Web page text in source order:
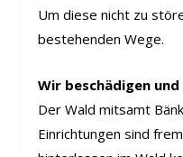
Um diese nicht zu
bestehenden Wege.
Wir beschädigen
Der Wald mitsamt
Einrichtungen sind